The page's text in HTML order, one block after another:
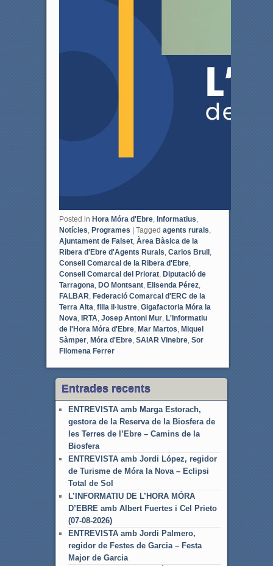
Posted in Hora Móra d'Ebre, Informatius
Notícies Programes | Tagged agents rurals
Ajuntament de Falset, Àrea Bàsica de la
Ribera d'Ebre d'Agents Rurals Carlos Brull,
Consell Comarcal de la Ribera d'Ebre,
Consell Comarcal del Priorat, Diputació de
Tarragona DO Montsant, Elisenda Pérez,
FALBAR Federació Comarcal d'ERC de la
Terra Alta filla il·lustre, Gigafactoria Móra la
Nova IRTA Josep Antoni Mur, L'Informatiu
de l'Hora Móra d'Ebre, Mar Martos Miquel
Sàmper, Móra d'Ebre, SAIAR Vinebre, Sor
Filomena Ferrer
Entrades recents
ENTREVISTA amb Marga Estorach,
gestora de la Reserva de la Biosfera de
les Terres de l’Ebre – Camins de la
Biosfera
ENTREVISTA amb Jordi López, regidor
de Turisme de Móra la Nova – Eclipsi
Total de Sol
L’INFORMATIU DE L’HORA MÓRA
D’EBRE amb Albert Fuertes i Cel Prieto
(07-08-2026)
ENTREVISTA amb Jordi Palmero,
regidor de Festes de Garcia – Festa
Major de Garcia